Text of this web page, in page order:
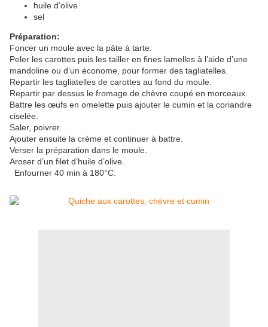
huile d’olive
sel
Préparation:
Foncer un moule avec la pâte à tarte.
Peler les carottes puis les tailler en fines lamelles à l’aide d’une
mandoline ou d’un économe, pour former des tagliatelles.
Repartir les tagliatelles de carottes au fond du moule.
Repartir par dessus le fromage de chèvre coupé en morceaux.
Battre les œufs en omelette puis ajouter le cumin et la coriandre
ciselée.
Saler, poivrer.
Ajouter ensuite la crème et continuer à battre.
Verser la préparation dans le moule.
Aroser d’un filet d’huile d’olive.
Enfourner 40 min à 180°C.